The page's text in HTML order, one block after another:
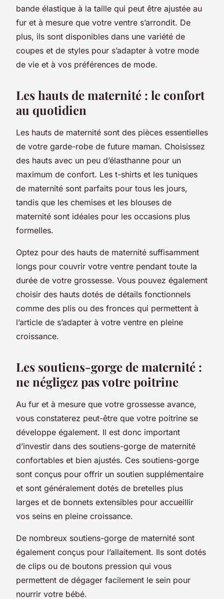
bande élastique à la taille qui peut être ajustée au
fur et à mesure que votre ventre s’arrondit. De
plus, ils sont disponibles dans une variété de
coupes et de styles pour s’adapter à votre mode
de vie et à vos préférences de mode.
Les hauts de maternité : le confort
au quotidien
Les hauts de maternité sont des pièces essentielles
de votre garde-robe de future maman. Choisissez
des hauts avec un peu d’élasthanne pour un
maximum de confort. Les t-shirts et les tuniques
de maternité sont parfaits pour tous les jours,
tandis que les chemises et les blouses de
maternité sont idéales pour les occasions plus
formelles.
Optez pour des hauts de maternité suffisamment
longs pour couvrir votre ventre pendant toute la
durée de votre grossesse. Vous pouvez également
choisir des hauts dotés de détails fonctionnels
comme des plis ou des fronces qui permettent à
l’article de s’adapter à votre ventre en pleine
croissance.
Les soutiens-gorge de maternité :
ne négligez pas votre poitrine
Au fur et à mesure que votre grossesse avance,
vous constaterez peut-être que votre poitrine se
développe également. Il est donc important
d’investir dans des soutiens-gorge de maternité
confortables et bien ajustés. Ces soutiens-gorge
sont conçus pour offrir un soutien supplémentaire
et sont généralement dotés de bretelles plus
larges et de bonnets extensibles pour accueillir
vos seins en pleine croissance.
De nombreux soutiens-gorge de maternité sont
également conçus pour l’allaitement. Ils sont dotés
de clips ou de boutons pression qui vous
permettent de dégager facilement le sein pour
nourrir votre bébé.